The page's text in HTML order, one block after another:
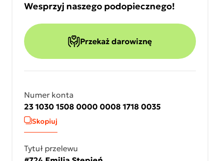
Wesprzyj naszego podopiecznego!
Przekaż darowiznę
Numer konta
23 1030 1508 0000 0008 1718 0035
Skopiuj
Tytuł przelewu